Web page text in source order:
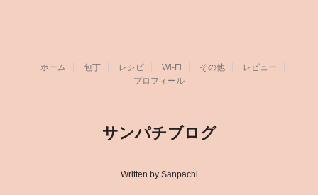
ホーム 包丁 レシピ Wi-Fi その他
レビュー
プロフィール
サンパチブログ
Written by Sanpachi